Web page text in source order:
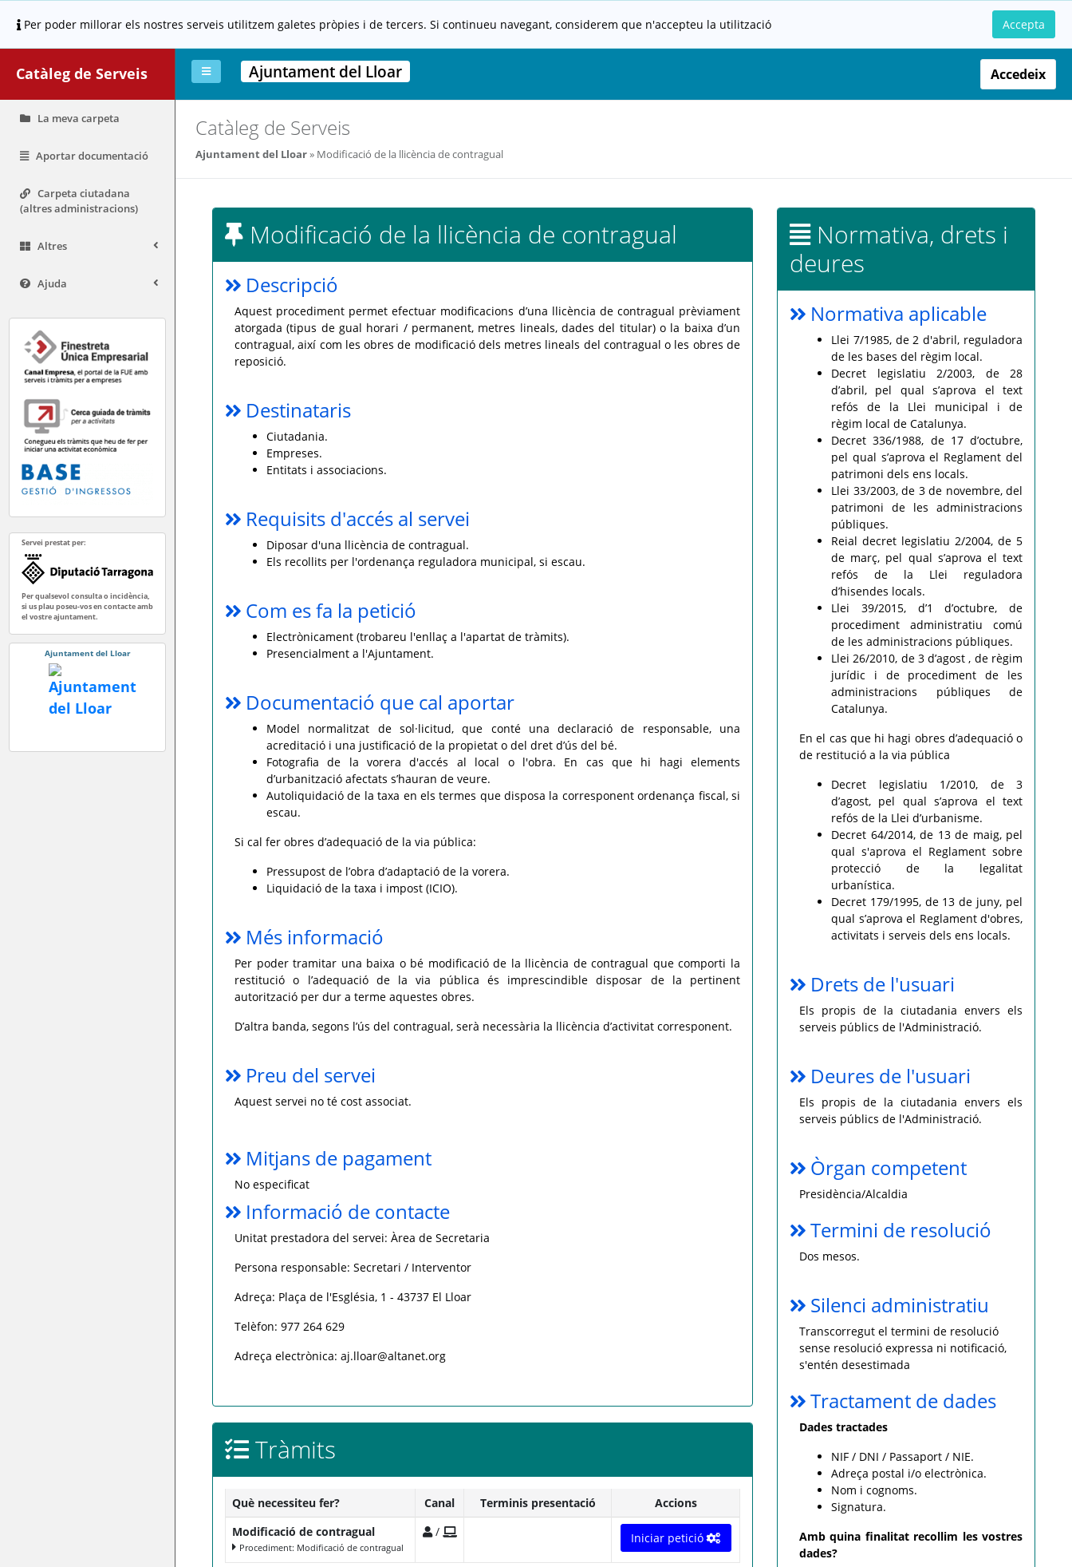
Per poder millorar els nostres serveis utilitzem galetes pròpies i de tercers. Si continueu navegant, considerem que n'accepteu la utilització Accepta
Catàleg de Serveis
La meva carpeta
Aportar documentació
Carpeta ciutadana
(altres administracions)
Altres
Ajuda
Servei prestat per:
Per qualsevol consulta o incidència,
si us plau poseu-vos en contacte amb
el vostre ajuntament.
Ajuntament del Lloar
Ajuntament del Lloar Accedeix
Catàleg de Serveis
Ajuntament del Lloar Modificació de la llicència de contragual
Modificació de la llicència de contragual
Descripció
Aquest procediment permet efectuar modificacions d’una llicència de contragual prèviament
atorgada (tipus de gual horari / permanent, metres lineals, dades del titular) o la baixa d’un
contragual, així com les obres de modificació dels metres lineals del contragual o les obres de
reposició.
Destinataris
Ciutadania.
Empreses.
Entitats i associacions.
Requisits d'accés al servei
Diposar d'una llicència de contragual.
Els recollits per l'ordenança reguladora municipal, si escau.
Com es fa la petició
Electrònicament (trobareu l'enllaç a l'apartat de tràmits).
Presencialment a l'Ajuntament.
Documentació que cal aportar
Model normalitzat de sol·licitud, que conté una declaració de responsable, una
acreditació i una justificació de la propietat o del dret d’ús del bé.
Fotografia de la vorera d'accés al local o l'obra. En cas que hi hagi elements
d’urbanització afectats s’hauran de veure.
Autoliquidació de la taxa en els termes que disposa la corresponent ordenança fiscal, si
escau.
Si cal fer obres d’adequació de la via pública:
Pressupost de l’obra d’adaptació de la vorera.
Liquidació de la taxa i impost (ICIO).
Més informació
Per poder tramitar una baixa o bé modificació de la llicència de contragual que comporti la
restitució o l’adequació de la via pública és imprescindible disposar de la pertinent
autorització per dur a terme aquestes obres.
D’altra banda, segons l’ús del contragual, serà necessària la llicència d’activitat corresponent.
Preu del servei
Aquest servei no té cost associat.
Mitjans de pagament
No especificat
Informació de contacte
Unitat prestadora del servei: Àrea de Secretaria
Persona responsable: Secretari / Interventor
Adreça: Plaça de l'Església, 1 - 43737 El Lloar
Telèfon: 977 264 629
Adreça electrònica: aj.lloar@altanet.org
Tràmits
Què necessiteu fer? Canal Terminis presentació
Accions
Modificació de contragual
Procediment: Modificació de contragual
/ Iniciar petició
Normativa, drets i
deures
Normativa aplicable
Llei 7/1985, de 2 d'abril, reguladora
de les bases del règim local.
Decret legislatiu 2/2003, de 28
d’abril, pel qual s’aprova el text
refós de la Llei municipal i de
règim local de Catalunya.
Decret 336/1988, de 17 d’octubre,
pel qual s’aprova el Reglament del
patrimoni dels ens locals.
Llei 33/2003, de 3 de novembre, del
patrimoni de les administracions
públiques.
Reial decret legislatiu 2/2004, de 5
de març, pel qual s’aprova el text
refós de la Llei reguladora
d’hisendes locals.
Llei 39/2015, d’1 d’octubre, de
procediment administratiu comú
de les administracions públiques.
Llei 26/2010, de 3 d’agost , de règim
jurídic i de procediment de les
administracions públiques de
Catalunya.
En el cas que hi hagi obres d’adequació o
de restitució a la via pública
Decret legislatiu 1/2010, de 3
d’agost, pel qual s’aprova el text
refós de la Llei d’urbanisme.
Decret 64/2014, de 13 de maig, pel
qual s'aprova el Reglament sobre
protecció de la legalitat
urbanística.
Decret 179/1995, de 13 de juny, pel
qual s’aprova el Reglament d'obres,
activitats i serveis dels ens locals.
Drets de l'usuari
Els propis de la ciutadania envers els
serveis públics de l'Administració.
Deures de l'usuari
Els propis de la ciutadania envers els
serveis públics de l'Administració.
Òrgan competent
Presidència/Alcaldia
Termini de resolució
Dos mesos.
Silenci administratiu
Transcorregut el termini de resolució
sense resolució expressa ni notificació,
s'entén desestimada
Tractament de dades
Dades tractades
NIF / DNI / Passaport / NIE.
Adreça postal i/o electrònica.
Nom i cognoms.
Signatura.
Amb quina finalitat recollim les vostres
dades?